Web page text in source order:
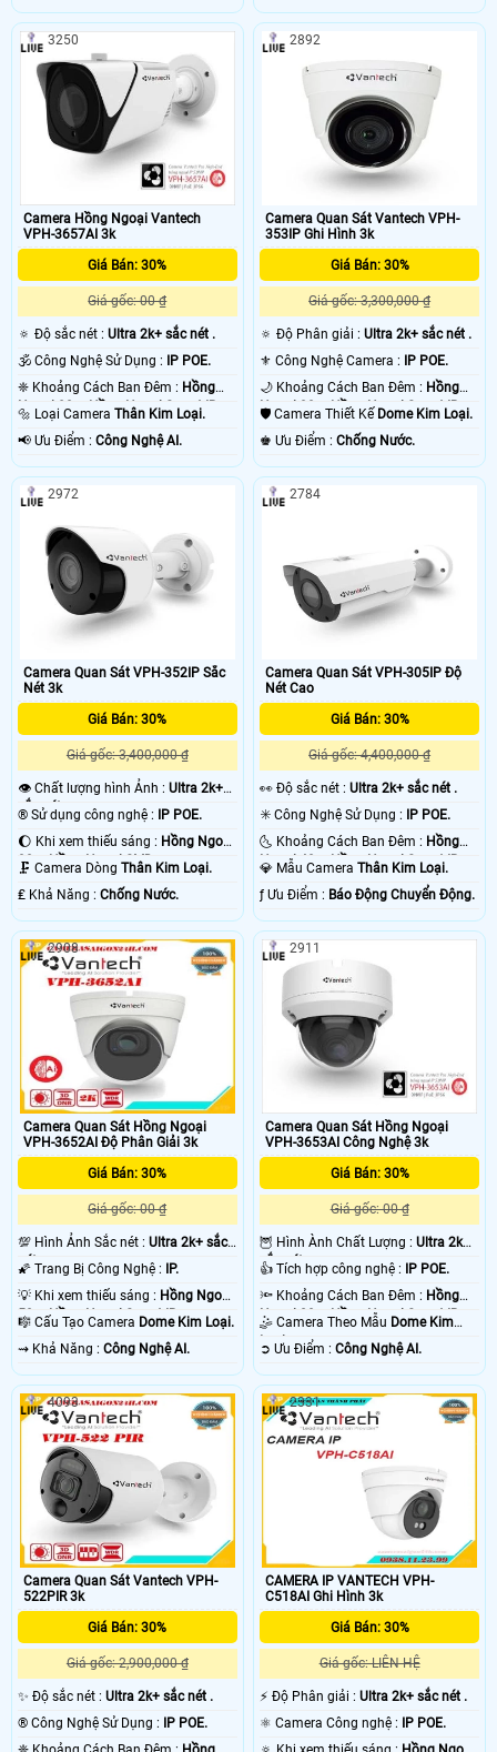
hồng ngoại 30m cho khả năng
quan sát bao quát, truyền tải dữ liệu
với độ nét cao, chuẩn nén hình ảnh
H.265, tiêu chuẩn IP66 giúp camera
chống nước, nên lắp đặt được trong
nhà và ngoài trời.
40m cho khả năng quan sát bao
quát, truyền tải dữ liệu với độ nét
cao, chuẩn nén hình ảnh H.265, tiêu
chuẩn IP66 giúp camera chống
nước, nên lắp đặt được trong nhà và
ngoài trời. lắp đặt camera quan sát
công ty cảm biên hồng ngoai AI IP
Camera Hồng Ngoại Vantech
VPH-3657AI 3k
Giá Bán: 30%
Giá gốc: 00 ₫
🔅 Độ sắc nét : Ultra 2k+ sắc nét .
🕉️ Công Nghệ Sử Dụng : IP POE.
❈ Khoảng Cách Ban Đêm : Hồng
Ngoại 80m Hồng Ngoại Smart IR.
🔩 Loại Camera Thân Kim Loại.
️📢 Ưu Điểm : Công Nghệ AI.
3250
Camera Quan Sát Vantech VPH-
353IP Ghi Hình 3k
Giá Bán: 30%
Giá gốc: 3,300,000 ₫
🔅 Độ Phân giải :Ultra 2k+ sắc nét .
⚜️ Công Nghệ Camera : IP POE.
🌙 Khoảng Cách Ban Đêm : Hồng
Ngoại 30m Hồng Ngoại Smart IR.
🛡 Camera Thiết Kế Dome Kim Loại.
️♚ Ưu Điểm :Chống Nước.
2892
Camera Quan Sát VPH-352IP Sắc
Nét 3k
Giá Bán: 30%
Giá gốc: 3,400,000 ₫
👁 Chất lượng hình Ảnh : Ultra 2k+
sắc nét .
®️ Sử dụng công nghệ :
IP POE.
🌔 Khi xem thiếu sáng : Hồng Ngoại
30m Hồng Ngoại SMD.
🗜️ Camera Dòng Thân Kim Loại.
️₤ Khả Năng : Chống Nước.
2972
Camera Quan Sát VPH-305IP Độ
Nét Cao
Giá Bán: 30%
Giá gốc: 4,400,000 ₫
️👀 Độ sắc nét :Ultra 2k+ sắc nét .
✳️ Công Nghệ Sử Dụng :
IP POE.
🌜 Khoảng Cách Ban Đêm : Hồng
Ngoại 40m Hồng Ngoại Smart IR.
💎 Mẫu CameraThân Kim Loại.
️ƒ Ưu Điểm : Báo Động Chuyển Động.
2784
Camera Quan Sát Hồng Ngoại
VPH-3652AI Độ Phân Giải 3k
Giá Bán: 30%
Giá gốc: 00 ₫
💯 Hình Ảnh Sắc nét : Ultra 2k+ sắc
nét .
🌠 Trang Bị Công Nghệ :
IP.
💡 Khi xem thiếu sáng : Hồng Ngoại
50m Hồng Ngoại Smart IR.
🎼️ Cấu Tạo Camera Dome Kim Loại.
️⇝ Khả Năng : Công Nghệ AI.
2908
Camera Quan Sát Hồng Ngoại
VPH-3653AI Công Nghệ 3k
Giá Bán: 30%
Giá gốc: 00 ₫
🦉 Hình Ành Chất Lượng :Ultra 2k+
sắc nét .
👍 Tích hợp công nghệ :
IP POE.
🔦 Khoảng Cách Ban Đêm : Hồng
Ngoại 20m Hồng Ngoại Smart IR.
🤹 Camera Theo Mẫu Dome Kim
Loại.
️➲ Ưu Điểm :Công Nghệ AI.
2911
Camera Quan Sát Vantech VPH-
522PIR 3k
Giá Bán: 30%
Giá gốc: 2,900,000 ₫
✨ Độ sắc nét : Ultra 2k+ sắc nét .
®️ Công Nghệ Sử Dụng :
IP POE.
4093
CAMERA IP VANTECH VPH-
C518AI Ghi Hình 3k
Giá Bán: 30%
Giá gốc: LIÊN HỆ
️⚡ Độ Phân giải :Ultra 2k+ sắc nét .
⚛️ Camera Công nghệ :
IP POE.
2331